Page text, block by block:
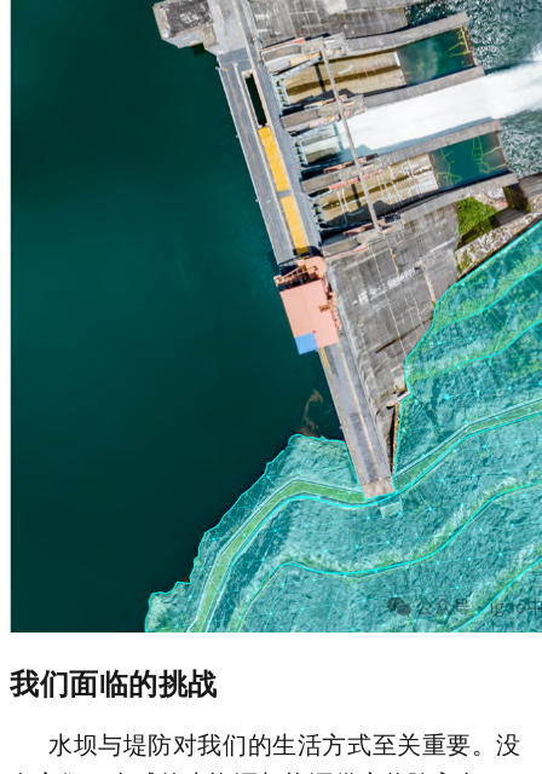
我们面临的挑战
水坝与堤防对我们的生活方式至关重要。没